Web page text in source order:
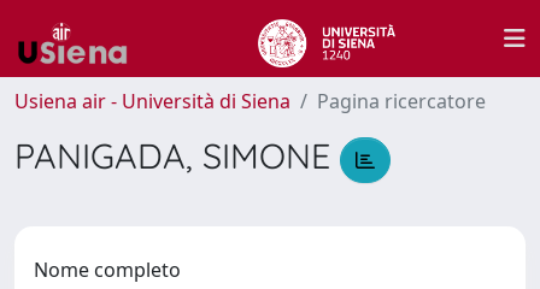
Usiena air - Università di Siena Pagina ricercatore
PANIGADA, SIMONE
Nome completo